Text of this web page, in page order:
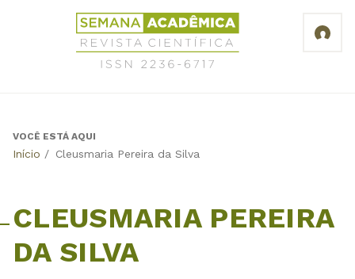
Revista
Científica
Semana
6717
Back
VOCÊ ESTÁ AQUI
Início / Cleusmaria Pereira da Silva
CLEUSMARIA PEREIRA
DA SILVA